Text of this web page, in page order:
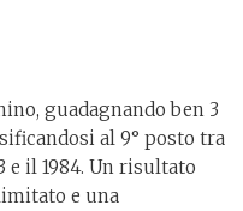
guadagnando ben 3
al 9° posto tra
e il 1984. Un risultato
e una